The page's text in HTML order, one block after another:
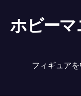
ホビーマ
フィギュア